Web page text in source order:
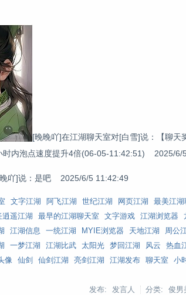
[晚晚吖]在江湖聊天室对[白雪]说：【聊天
时内泡点速度提升4倍(06-05-11:42:51) 2025/6/
吖]说：是吧 2025/6/5 11:42:49
文字江湖 阿飞江湖 世纪江湖 网页江湖 最美江湖
逍遥江湖 最早的江湖聊天室 文字游戏 江湖浏览器
江湖信息 一统江湖 MYIE浏览器 天地江湖 周公
一梦江湖 江湖比武 太阳光 梦回江湖 风云 热血
像 仙剑 仙剑江湖 亮剑江湖 江湖发布 聊天室 小
发布: 发言人
分类: 俊男